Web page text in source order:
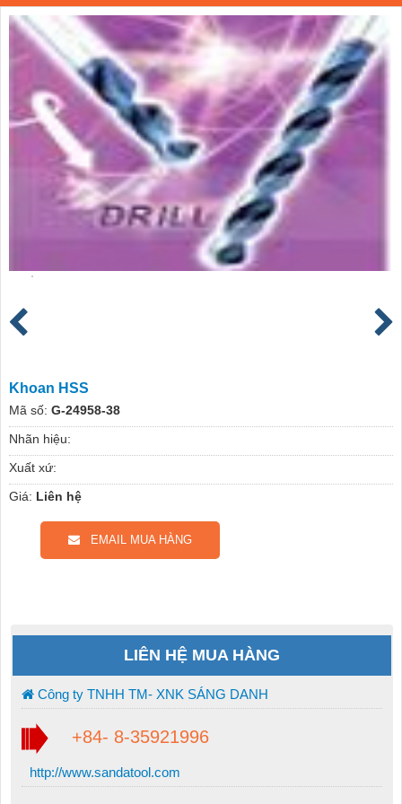
Khoan HSS
Mã số: G-24958-38
Nhãn hiệu:
Xuất xứ:
Giá: Liên hệ
EMAIL MUA HÀNG
LIÊN HỆ MUA HÀNG
Công ty TNHH TM- XNK SÁNG DANH
+84- 8-35921996
http://www.sandatool.com